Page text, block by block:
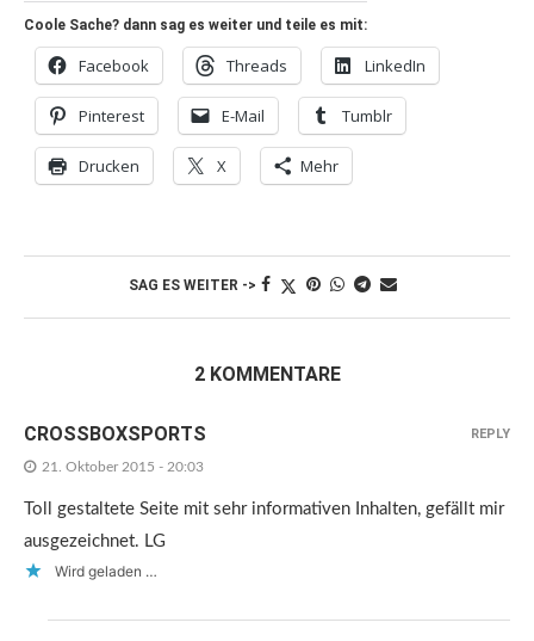
Coole Sache? dann sag es weiter und teile es mit:
Facebook Threads LinkedIn
Pinterest E-Mail Tumblr
Drucken X Mehr
SAG ES WEITER ->
2 KOMMENTARE
CROSSBOXSPORTS
21. Oktober 2015 - 20:03
Toll gestaltete Seite mit sehr informativen Inhalten, gefällt mir
ausgezeichnet. LG
Wird geladen …
REPLY